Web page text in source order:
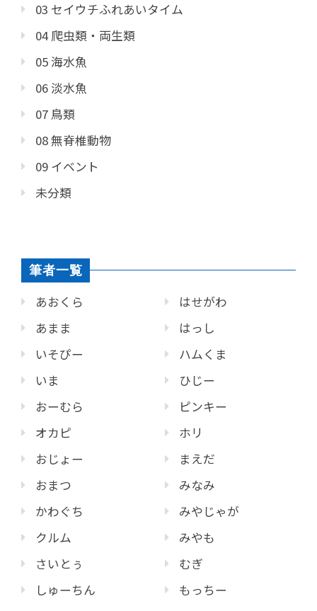
03 セイウチふれあいタイム
04 爬虫類・両生類
05 海水魚
06 淡水魚
07 鳥類
08 無脊椎動物
09 イベント
未分類
筆者一覧
あおくら
あまま
いそぴー
いま
おーむら
オカピ
おじょー
おまつ
かわぐち
クルム
さいとぅ
しゅーちん
はせがわ
はっし
ハムくま
ひじー
ピンキー
ホリ
まえだ
みなみ
みやじゃが
みやも
むぎ
もっちー